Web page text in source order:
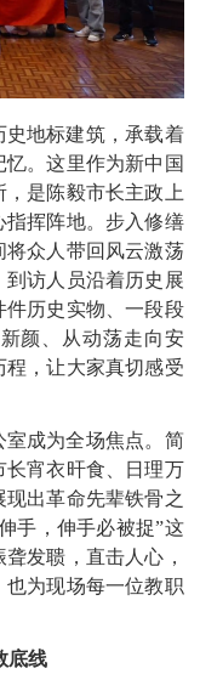
地标建筑，承载着
忆。这里作为新中国
是陈毅市长主政上
挥阵地。步入修缮
众人带回风云激荡
访人员沿着历史展
历史实物、一段段
颜、从动荡走向安
，让大家真切感受
成为全场焦点。简
宵衣旰食、日理万
出革命先辈铁骨之
手，伸手必被捉”这
发聩，直击人心，
为现场每一位教职
底线